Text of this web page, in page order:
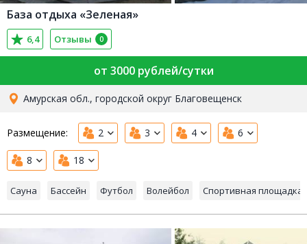
База отдыха «Зеленая»
6,4 Отзывы 0
от 3000 рублей/сутки
Амурская обл., городской округ Благовещенск
Размещение: 2 3 4 6
8 18
Сауна Бассейн Футбол Волейбол Спортивная площадка